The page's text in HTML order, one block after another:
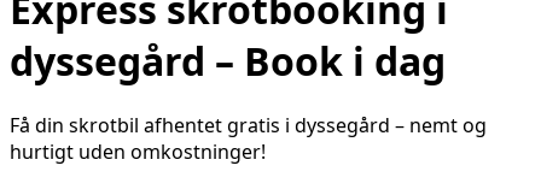
dyssegård – Book i dag
Få din skrotbil afhentet gratis i dyssegård – nemt og
hurtigt uden omkostninger!